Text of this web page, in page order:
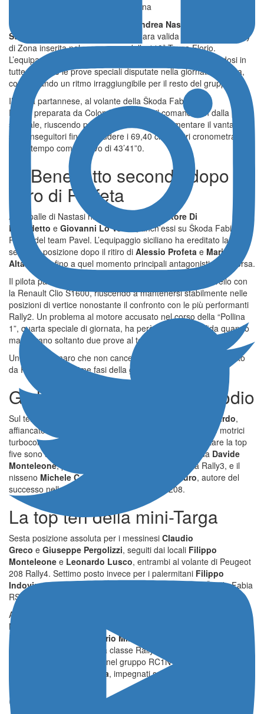
Targa Florio, i risultati della nona zona
Prestazione senza sbavature per
Andrea Nastasi
Stanca
, protagonisti assoluti della gara valida per la Coppa Rally
di Zona inserita nel programma della 110ª Targa Florio.
L’equipaggio siciliano ha conquistato il successo imponendosi in
tutte e cinque le prove speciali disputate nella giornata odierna,
confermando un ritmo irraggiungibile per il resto del gruppo.
Il pilota partannese, al volante della Škoda Fabia RS
Rally2 preparata da Colombi, ha preso il comando sin dalla prima
speciale, riuscendo progressivamente ad aumentare il vantaggio
sugli inseguitori fino a chiudere i 69,40 chilometri cronometrati
con il tempo complessivo di 43’41”0.
Di Benedetto secondo dopo il
ritiro di Profeta
Alle spalle di Nastasi hanno concluso
Salvatore Di
Benedetto e Giovanni Lo Verme
, anch’essi su Škoda Fabia RS
Rally2 del team Pavel. L’equipaggio siciliano ha ereditato la
seconda posizione dopo il ritiro di Alessio Profeta e Marina
Altamonte, fino a quel momento principali antagonisti della corsa.
Il pilota palermitano stava disputando una gara di alto livello con
la Renault Clio S1600, riuscendo a mantenersi stabilmente nelle
posizioni di vertice nonostante il confronto con le più performanti
Rally2. Un problema al motore accusato nel corso della “Pollina
1”, quarta speciale di giornata, ha però interrotto la sfida quando
mancavano soltanto due prove al termine.
Un epilogo amaro che non cancella comunque il ritmo mostrato
da Profeta nelle prime fasi della gara.
Giallombardo completa il podio
Sul terzo gradino del podio è salito Giuseppe Giallombardo,
affiancato da
, vincitore tra le due ruote motrici
turbocompresse con la Peugeot 208 Rally4. A completare la top
five sono stati il locale
, navigato da Davide
Monteleone, primo tra le Rally3 con la Ford Fiesta Rally3, e il
nisseno Michele Cortese Paolo Guttadauro, autore del
successo nella Rally4 aspirata su Peugeot 208.
La top ten della mini-Targa
Sesta posizione assoluta per i messinesi Claudio
Greco e Giuseppe Pergolizzi, seguiti dai locali Filippo
Monteleone e Leonardo Lusco, entrambi al volante di Peugeot
208 Rally4. Settimo posto invece per i palermitani Filippo
IndovinaedErnesto Rizzo
, protagonisti con la loro Škoda Fabia
RS Rally2.
A completare la top ten della gara disputata sulle strade delle
Madonie sono stati
Marco Cannino
Peugeot 208 Rally4, e
Mario Miraglia
Alessandra
, vincitori della classe Rally5 con la Renault Clio
Rally5. Successo solitario nel gruppo RC1N per
Pietro Barbera, impegnati sulla Mitsubishi Colt.
Gli equipaggi al traguardo